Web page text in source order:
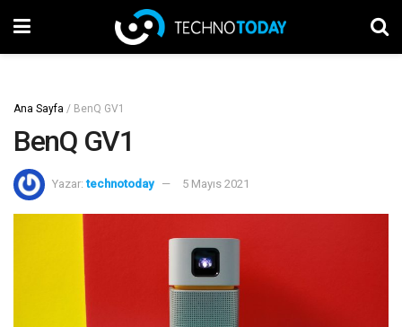
Ana Sayfa / BenQ GV1
BenQ GV1
Yazar: technotoday 5 Mayıs 2021